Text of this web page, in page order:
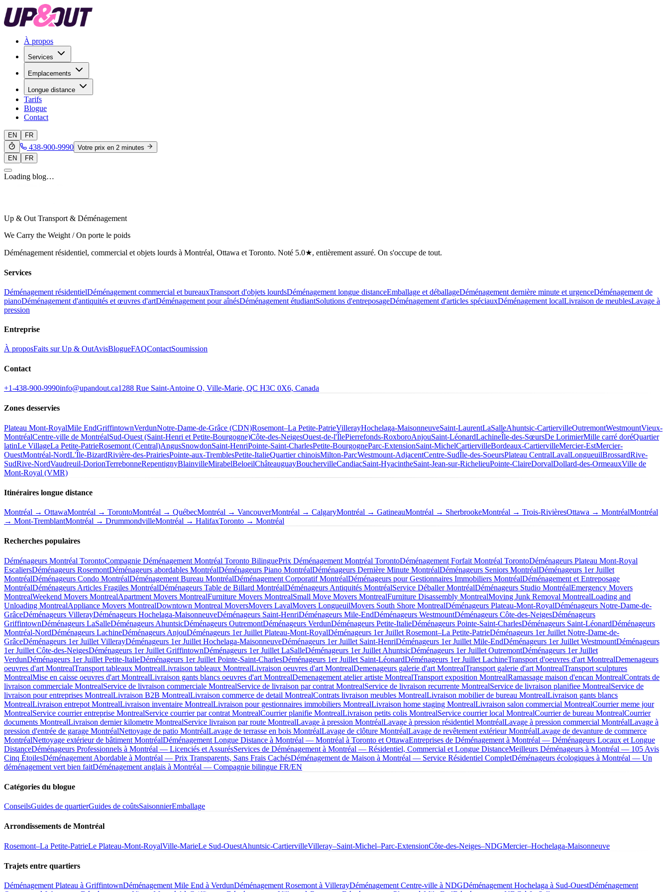
À propos
Services
Emplacements
Longue distance
Tarifs
Blogue
Contact
EN FR
438-900-9990 Votre prix en 2 minutes
EN
FR
Loading blog…
Up & Out Transport & Déménagement
We Carry the Weight / On porte le poids
Déménagement résidentiel, commercial et objets lourds à Montréal, Ottawa et Toronto. Noté 5.0★, entièrement assuré. On s'occupe de tout.
Services
Déménagement résidentielDéménagement commercial et bureauxTransport d'objets lourdsDéménagement longue distanceEmballage et déballageDéménagement dernière minute et urgenceDéménagement de
pianoDéménagement d'antiquités et œuvres d'artDéménagement pour aînésDéménagement étudiantSolutions d'entreposageDéménagement d'articles spéciauxDéménagement localLivraison de meublesLavage à
pression
Entreprise
À proposFaits sur Up & OutAvisBlogueFAQContactSoumission
Contact
+1-438-900-9990info@upandout.ca1288 Rue Saint-Antoine O, Ville-Marie, QC H3C 0X6, Canada
Zones desservies
Plateau Mont-RoyalMile EndGriffintownVerdunNotre-Dame-de-Grâce (CDN)Rosemont–La Petite-PatrieVillerayHochelaga-MaisonneuveSaint-LaurentLaSalleAhuntsic-CartiervilleOutremontWestmountVieux-
MontréalCentre-ville de MontréalSud-Ouest (Saint-Henri et Petite-Bourgogne)Côte-des-NeigesOuest-de-l'ÎlePierrefonds-RoxboroAnjouSaint-LéonardLachineÎle-des-SœursDe LorimierMille carré doréQuartier
latinLe VillageLa Petite-PatrieRosemont (Central)AngusSnowdonSaint-HenriPointe-Saint-CharlesPetite-BourgogneParc-ExtensionSaint-MichelCartiervilleBordeaux-CartiervilleMercier-EstMercier-
OuestMontréal-NordL'Île-BizardRivière-des-PrairiesPointe-aux-TremblesPetite-ItalieQuartier chinoisMilton-ParcWestmount-AdjacentCentre-SudÎle-des-SoeursPlateau CentralLavalLongueuilBrossardRive-
SudRive-NordVaudreuil-DorionTerrebonneRepentignyBlainvilleMirabelBeloeilChâteauguayBouchervilleCandiacSaint-HyacintheSaint-Jean-sur-RichelieuPointe-ClaireDorvalDollard-des-OrmeauxVille de
Mont-Royal (VMR)
Itinéraires longue distance
Montréal → OttawaMontréal → TorontoMontréal → QuébecMontréal → VancouverMontréal → CalgaryMontréal → GatineauMontréal → SherbrookeMontréal → Trois-RivièresOttawa → MontréalMontréal
→ Mont-TremblantMontréal → DrummondvilleMontréal → HalifaxToronto → Montréal
Recherches populaires
Déménageurs Montréal TorontoCompagnie Déménagement Montréal Toronto BilinguePrix Déménagement Montréal TorontoDéménagement Forfait Montréal TorontoDéménageurs Plateau Mont-Royal
EscaliersDéménageurs RosemontDéménageurs abordables MontréalDéménageurs Piano MontréalDéménageurs Dernière Minute MontréalDéménageurs Seniors MontréalDéménageurs 1er Juillet
MontréalDéménageurs Condo MontréalDéménagement Bureau MontréalDéménagement Corporatif MontréalDéménageurs pour Gestionnaires Immobiliers MontréalDéménagement et Entreposage
MontréalDéménageurs Articles Fragiles MontréalDéménageurs Table de Billard MontréalDéménageurs Antiquités MontréalService Déballer MontréalDéménageurs Studio MontréalEmergency Movers
MontrealWeekend Movers MontrealApartment Movers MontrealFurniture Movers MontrealSmall Move Movers MontrealFurniture Disassembly MontrealMoving Junk Removal MontrealLoading and
Unloading MontrealAppliance Movers MontrealDowntown Montreal MoversMovers LavalMovers LongueuilMovers South Shore MontrealDéménageurs Plateau-Mont-RoyalDéménageurs Notre-Dame-de-
GrâceDéménageurs VillerayDéménageurs Hochelaga-MaisonneuveDéménageurs Saint-HenriDéménageurs Mile-EndDéménageurs WestmountDéménageurs Côte-des-NeigesDéménageurs
GriffintownDéménageurs LaSalleDéménageurs AhuntsicDéménageurs OutremontDéménageurs VerdunDéménageurs Petite-ItalieDéménageurs Pointe-Saint-CharlesDéménageurs Saint-LéonardDéménageurs
Montréal-NordDéménageurs LachineDéménageurs AnjouDéménageurs 1er Juillet Plateau-Mont-RoyalDéménageurs 1er Juillet Rosemont–La Petite-PatrieDéménageurs 1er Juillet Notre-Dame-de-
GrâceDéménageurs 1er Juillet VillerayDéménageurs 1er Juillet Hochelaga-MaisonneuveDéménageurs 1er Juillet Saint-HenriDéménageurs 1er Juillet Mile-EndDéménageurs 1er Juillet WestmountDéménageurs
1er Juillet Côte-des-NeigesDéménageurs 1er Juillet GriffintownDéménageurs 1er Juillet LaSalleDéménageurs 1er Juillet AhuntsicDéménageurs 1er Juillet OutremontDéménageurs 1er Juillet
VerdunDéménageurs 1er Juillet Petite-ItalieDéménageurs 1er Juillet Pointe-Saint-CharlesDéménageurs 1er Juillet Saint-LéonardDéménageurs 1er Juillet LachineTransport d'oeuvres d'art MontrealDemenageurs
oeuvres d'art MontrealTransport tableaux MontrealLivraison tableaux MontrealLivraison oeuvres d'art MontrealDemenageurs galerie d'art MontrealTransport galerie d'art MontrealTransport sculptures
MontrealMise en caisse oeuvres d'art MontrealLivraison gants blancs oeuvres d'art MontrealDemenagement atelier artiste MontrealTransport exposition MontrealRamassage maison d'encan MontrealContrats de
livraison commerciale MontrealService de livraison commerciale MontrealService de livraison par contrat MontrealService de livraison recurrente MontrealService de livraison planifiee MontrealService de
livraison pour entreprises MontrealLivraison B2B MontrealLivraison commerce de detail MontrealContrats livraison meubles MontrealLivraison mobilier de bureau MontrealLivraison gants blancs
MontrealLivraison entrepot MontrealLivraison inventaire MontrealLivraison pour gestionnaires immobiliers MontrealLivraison home staging MontrealLivraison salon commercial MontrealCourrier meme jour
MontrealService courrier entreprise MontrealService courrier par contrat MontrealCourrier planifie MontrealLivraison petits colis MontrealService courrier local MontrealCourrier de bureau MontrealCourrier
documents MontrealLivraison dernier kilometre MontrealService livraison par route MontrealLavage à pression MontréalLavage à pression résidentiel MontréalLavage à pression commercial MontréalLavage à
pression d'entrée de garage MontréalNettoyage de patio MontréalLavage de terrasse en bois MontréalLavage de clôture MontréalLavage de revêtement extérieur MontréalLavage de devanture de commerce
MontréalNettoyage extérieur de bâtiment MontréalDéménagement Longue Distance à Montréal — Montréal à Toronto et OttawaEntreprises de Déménagement à Montréal — Déménageurs Locaux et Longue
DistanceDéménageurs Professionnels à Montréal — Licenciés et AssurésServices de Déménagement à Montréal — Résidentiel, Commercial et Longue DistanceMeilleurs Déménageurs à Montréal — 105 Avis
Cinq ÉtoilesDéménagement Abordable à Montréal — Prix Transparents, Sans Frais CachésDéménagement de Maison à Montréal — Service Résidentiel CompletDéménageurs écologiques à Montréal — Un
déménagement vert bien faitDéménagement anglais à Montréal — Compagnie bilingue FR/EN
Catégories du blogue
ConseilsGuides de quartierGuides de coûtsSaisonnierEmballage
Arrondissements de Montréal
Rosemont–La Petite-PatrieLe Plateau-Mont-RoyalVille-MarieLe Sud-OuestAhuntsic-CartiervilleVilleray–Saint-Michel–Parc-ExtensionCôte-des-Neiges–NDGMercier–Hochelaga-Maisonneuve
Trajets entre quartiers
Déménagement Plateau à GriffintownDéménagement Mile End à VerdunDéménagement Rosemont à VillerayDéménagement Centre-ville à NDGDéménagement Hochelaga à Sud-OuestDéménagement